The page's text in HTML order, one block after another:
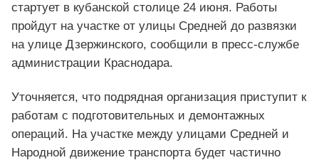
стартует в кубанской столице 24 июня. Работы
пройдут на участке от улицы Средней до развязки
на улице Дзержинского, сообщили в пресс-службе
администрации Краснодара.
Уточняется, что подрядная организация приступит к
работам с подготовительных и демонтажных
операций. На участке между улицами Средней и
Народной движение транспорта будет частично